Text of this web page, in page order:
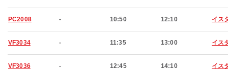
PC2008 - 10:50 12:10 イス
VF3034 - 11:35 13:00 イス
VF3036 - 12:45 14:10 イス